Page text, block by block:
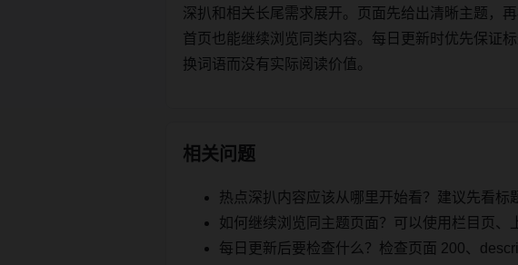
深扒和相关长尾需求展开。页面先给出清晰主题，
首页也能继续浏览同类内容。每日更新时优先保证
换词语而没有实际阅读价值。
相关问题
热点深扒内容应该从哪里开始看？建议先看标
如何继续浏览同主题页面？可以使用栏目页、
每日更新后要检查什么？检查页面 200、